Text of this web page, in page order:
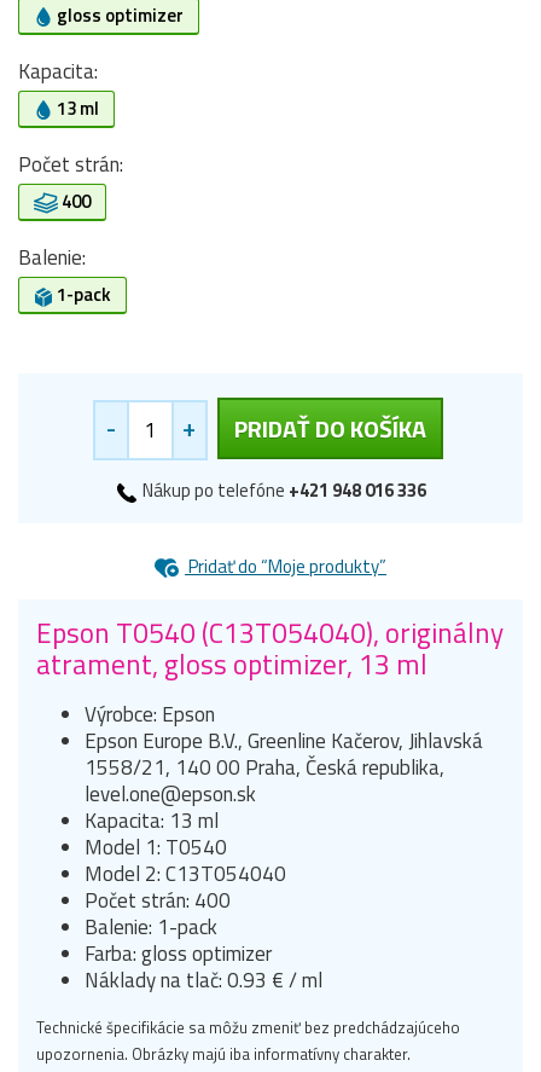
gloss optimizer
Kapacita:
13 ml
Počet strán:
400
Balenie:
1-pack
- + PRIDAŤ DO KOŠÍKA
Nákup po telefóne +421 948 016 336
Pridať do “Moje produkty”
Epson T0540 (C13T054040), originálny
atrament, gloss optimizer, 13 ml
Výrobce: Epson
Epson Europe B.V., Greenline Kačerov, Jihlavská
1558/21, 140 00 Praha, Česká republika,
level.one@epson.sk
Kapacita: 13 ml
Model 1: T0540
Model 2: C13T054040
Počet strán: 400
Balenie: 1-pack
Farba: gloss optimizer
Náklady na tlač: 0.93 € / ml
Technické špecifikácie sa môžu zmeniť bez predchádzajúceho
upozornenia. Obrázky majú iba informatívny charakter.